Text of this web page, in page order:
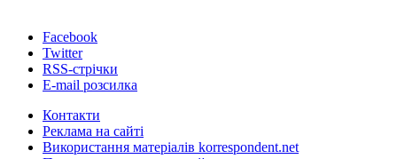
Facebook
Twitter
RSS-стрічки
E-mail розсилка
Контакти
Реклама на сайті
Використання матеріалів korrespondent.net